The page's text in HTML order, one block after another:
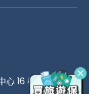
16 樓